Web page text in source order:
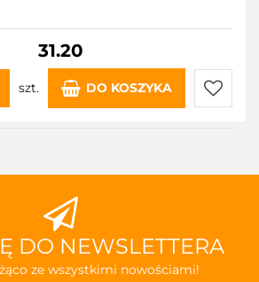
31.20
szt. DO KOSZYKA
Do
DO NEWSLETTERA
ze wszystkimi nowościami!